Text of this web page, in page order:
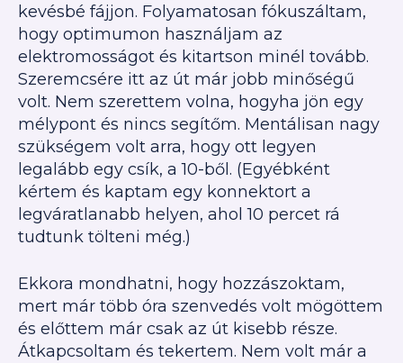
kevésbé fájjon. Folyamatosan fókuszáltam,
hogy optimumon használjam az
elektromosságot és kitartson minél tovább.
Szeremcsére itt az út már jobb minőségű
volt. Nem szerettem volna, hogyha jön egy
mélypont és nincs segítőm. Mentálisan nagy
szükségem volt arra, hogy ott legyen
legalább egy csík, a 10-ből. (Egyébként
kértem és kaptam egy konnektort a
legváratlanabb helyen, ahol 10 percet rá
tudtunk tölteni még.)
Ekkora mondhatni, hogy hozzászoktam,
mert már több óra szenvedés volt mögöttem
és előttem már csak az út kisebb része.
Átkapcsoltam és tekertem. Nem volt már a